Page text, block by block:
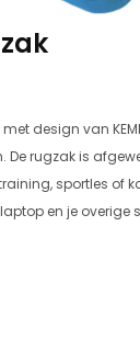
design van
De rugzak is
sportles of
en je overige